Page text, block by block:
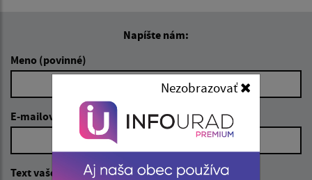
Napíšte nám:
Meno (povinné)
E-mailová adresa (povinné)
Text vašej správy (povinné)
Nezobrazovať